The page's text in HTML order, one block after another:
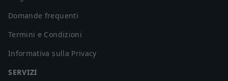
Domande frequenti
Termini e Condizioni
Informativa sulla Privacy
SERVIZI